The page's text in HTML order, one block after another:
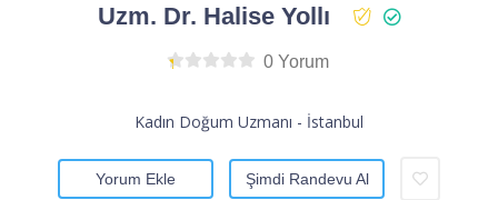
Uzm. Dr. Halise Yollı
0 Yorum
Kadın Doğum Uzmanı - İstanbul
Yorum Ekle Şimdi Randevu Al